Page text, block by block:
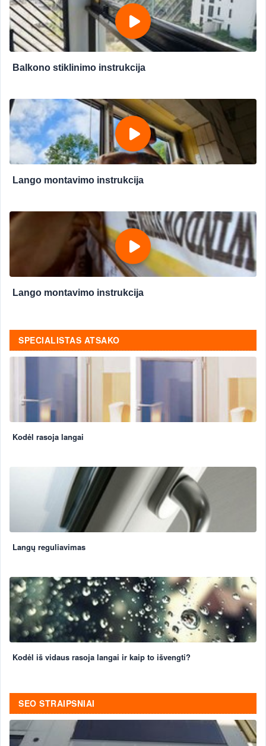
Balkono stiklinimo instrukcija
Lango montavimo instrukcija
Lango montavimo instrukcija
SPECIALISTAS ATSAKO
Kodėl rasoja langai
Langų reguliavimas
Kodėl iš vidaus rasoja langai ir kaip to išvengti?
SEO STRAIPSNIAI